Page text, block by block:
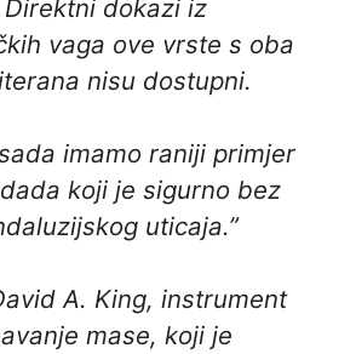
dokazi iz
vaga ove vrste s oba
nisu dostupni.
imamo raniji primjer
koji je sigurno bez
uticaja.”
A. King, instrument
mase, koji je